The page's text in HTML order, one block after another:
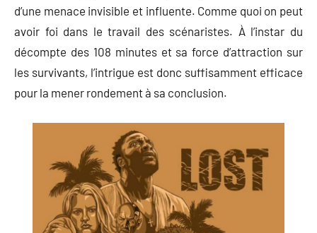
d’une menace invisible et influente. Comme quoi on peut
avoir foi dans le travail des scénaristes. À l’instar du
décompte des 108 minutes et sa force d’attraction sur
les survivants, l’intrigue est donc suffisamment efficace
pour la mener rondement à sa conclusion.